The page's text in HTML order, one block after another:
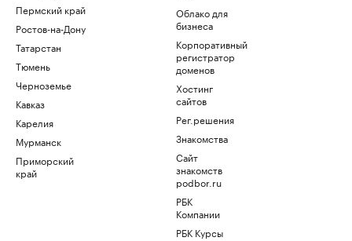
Пермский край
Ростов-на-Дону
Татарстан
Тюмень
Черноземье
Кавказ
Карелия
Мурманск
Приморский
край
Облако для
бизнеса
Корпоративный
регистратор
доменов
Хостинг
сайтов
Рег.решения
Знакомства
Сайт
знакомств
podbor.ru
РБК
Компании
РБК Курсы